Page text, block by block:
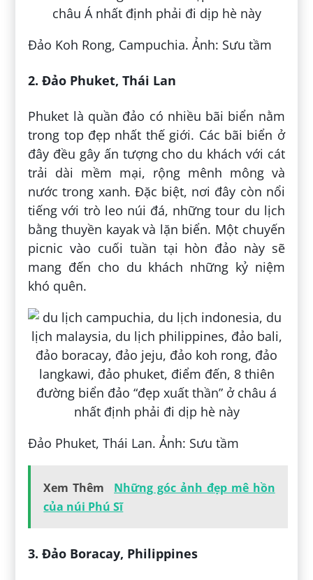
Đảo Koh Rong, Campuchia. Ảnh: Sưu tầm
2. Đảo Phuket, Thái Lan
Phuket là quần đảo có nhiều bãi biển nằm
trong top đẹp nhất thế giới. Các bãi biển ở
đây đều gây ấn tượng cho du khách với cát
trải dài mềm mại, rộng mênh mông và
nước trong xanh. Đặc biệt, nơi đây còn nổi
tiếng với trò leo núi đá, những tour du lịch
bằng thuyền kayak và lặn biển. Một chuyến
picnic vào cuối tuần tại hòn đảo này sẽ
mang đến cho du khách những kỷ niệm
khó quên.
Đảo Phuket, Thái Lan. Ảnh: Sưu tầm
Xem Thêm
Những góc ảnh đẹp mê hồn
của núi Phú Sĩ
3. Đảo Boracay, Philippines